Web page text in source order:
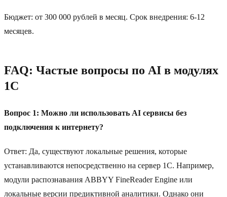
Бюджет: от 300 000 рублей в месяц. Срок внедрения: 6-12
месяцев.
FAQ: Частые вопросы по AI в модулях
1C
Вопрос 1: Можно ли использовать AI сервисы без
подключения к интернету?
Ответ: Да, существуют локальные решения, которые
устанавливаются непосредственно на сервер 1C. Например,
модули распознавания ABBYY FineReader Engine или
локальные версии предиктивной аналитики. Однако они